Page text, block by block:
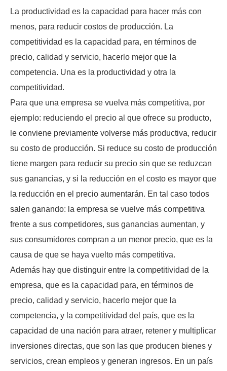
La productividad es la capacidad para hacer más con
menos, para reducir costos de producción. La
competitividad es la capacidad para, en términos de
precio, calidad y servicio, hacerlo mejor que la
competencia. Una es la productividad y otra la
competitividad.
Para que una empresa se vuelva más competitiva, por
ejemplo: reduciendo el precio al que ofrece su producto,
le conviene previamente volverse más productiva, reducir
su costo de producción. Si reduce su costo de producción
tiene margen para reducir su precio sin que se reduzcan
sus ganancias, y si la reducción en el costo es mayor que
la reducción en el precio aumentarán. En tal caso todos
salen ganando: la empresa se vuelve más competitiva
frente a sus competidores, sus ganancias aumentan, y
sus consumidores compran a un menor precio, que es la
causa de que se haya vuelto más competitiva.
Además hay que distinguir entre la competitividad de la
empresa, que es la capacidad para, en términos de
precio, calidad y servicio, hacerlo mejor que la
competencia, y la competitividad del país, que es la
capacidad de una nación para atraer, retener y multiplicar
inversiones directas, que son las que producen bienes y
servicios, crean empleos y generan ingresos. En un país